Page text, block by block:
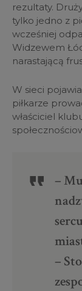
rezultaty.
tylko jedno z
wcześniej
Widzewem
narastającą
W sieci
piłkarze
właściciel
–
–